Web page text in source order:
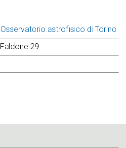
Osservatorio astrofisico di Torino
Faldone 29